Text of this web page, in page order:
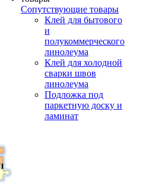
Сопутствующие товары
Клей для бытового
и
полукоммерческого
линолеума
Клей для холодной
сварки швов
линолеума
Подложка под
паркетную доску и
ламинат